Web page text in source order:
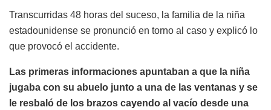
Transcurridas 48 horas del suceso, la familia de la niña
estadounidense se pronunció en torno al caso y explicó lo
que provocó el accidente.
Las primeras informaciones apuntaban a que la niña
jugaba con su abuelo junto a una de las ventanas y se
le resbaló de los brazos cayendo al vacío desde una